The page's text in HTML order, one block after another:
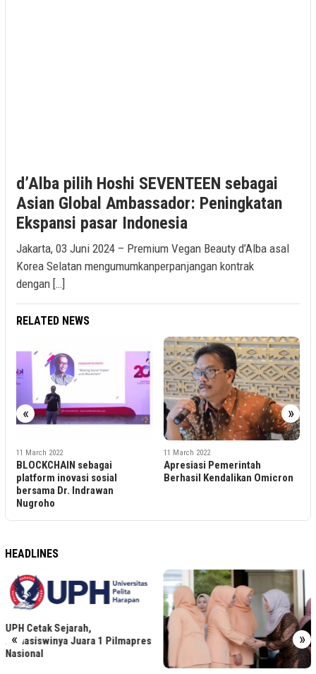
d’Alba pilih Hoshi SEVENTEEN sebagai
Asian Global Ambassador: Peningkatan
Ekspansi pasar Indonesia
Jakarta, 03 Juni 2024 – Premium Vegan Beauty d’Alba asal
Korea Selatan mengumumkanperpanjangan kontrak
dengan […]
RELATED NEWS
« »
sebagai
inovasi sosial
Dr. Indrawan
Apresiasi Pemerintah
Berhasil Kendalikan Omicron
Tak Ada
Sudah
HEADLINES
« »
1 Pilmapres